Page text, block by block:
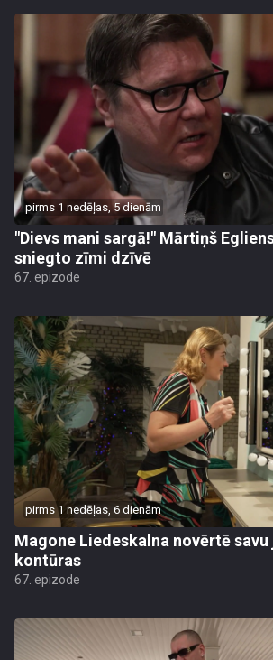
pirms 1 nedēļas, 5 dienām
"Dievs mani sargā!" Mārtiņš
sniegto zīmi dzīvē
67. epizode
pirms 1 nedēļas, 6 dienām
Magone Liedeskalna novērtē savu
kontūras
67. epizode